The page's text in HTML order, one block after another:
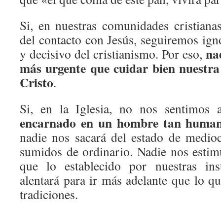
Si, en nuestras comunidades
del contacto con Jesús, seguiremos
y decisivo del cristianismo. Por eso,
más urgente que cuidar bien
Cristo.
Si, en la Iglesia, no nos sentimos
encarnado en un hombre tan
nadie nos sacará del estado de
sumidos de ordinario. Nadie nos
que lo establecido por nuestras
alentará para ir más adelante que lo
tradiciones.